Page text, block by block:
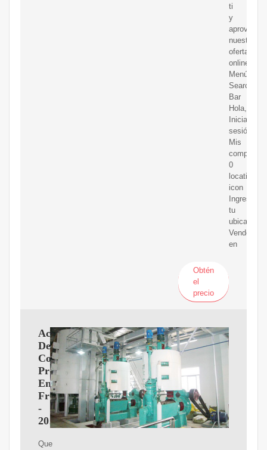
ti
y
aprovecha
nuestras
ofertas
online.
Menú
Search
Bar
Hola,
Inicia
sesión
Mis
compras
0
location-
icon
Ingresa
tu
ubicación
Vende
en
Obtén
el
precio
Aceite
De
Coco
Prensado
En
Frio
-
2025
Que